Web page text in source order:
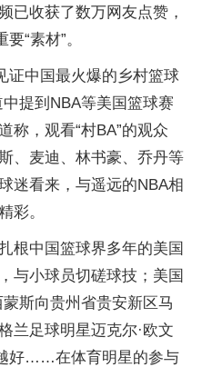
已收获了数万网友点赞，
“素材”。
证中国最火爆的乡村篮球
提到NBA等美国篮球赛
称，观看“村BA”的观众
、麦迪、林书豪、乔丹等
迷看来，与遥远的NBA相
彩。
根中国篮球界多年的美国
与小球员切磋球技；美国
斯向贵州省贵安新区马
兰足球明星迈克尔·欧文
好……在体育明星的参与